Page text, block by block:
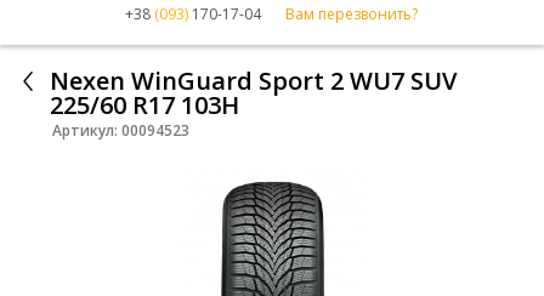
+38 (093) 170-17-04 Вам перезвонить?
Nexen WinGuard Sport 2 WU7 SUV
225/60 R17 103H
Артикул: 00094523